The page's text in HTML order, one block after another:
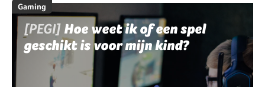
Gaming
[PEGI] Hoe weet ik of een spel
geschikt is voor mijn kind?